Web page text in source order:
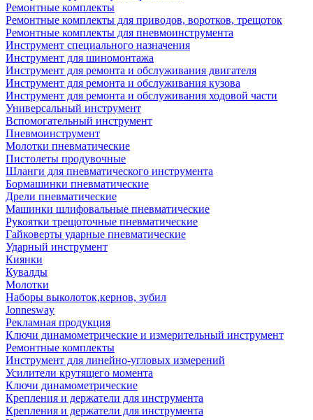
Ремонтные комплекты
Ремонтные комплекты для приводов, воротков, трещоток
Ремонтные комплекты для пневмоинструмента
Инструмент специального назначения
Инструмент для шиномонтажа
Инструмент для ремонта и обслуживания двигателя
Инструмент для ремонта и обслуживания кузова
Инструмент для ремонта и обслуживания ходовой части
Универсальный инструмент
Вспомогательный инструмент
Пневмоинструмент
Молотки пневматические
Пистолеты продувочные
Шланги для пневматического инструмента
Бормашинки пневматические
Дрели пневматические
Машинки шлифовальные пневматические
Рукоятки трещоточные пневматические
Гайковерты ударные пневматические
Ударный инструмент
Киянки
Кувалды
Молотки
Наборы выколоток,кернов, зубил
Jonnesway
Рекламная продукция
Ключи динамометрические и измерительный инструмент
Ремонтные комплекты
Инструмент для линейно-угловых измерений
Усилители крутящего момента
Ключи динамометрические
Крепления и держатели для инструмента
Крепления и держатели для инструмента